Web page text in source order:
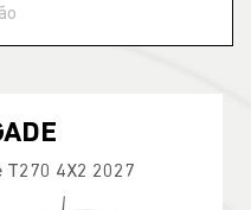
T270 4X2 2027